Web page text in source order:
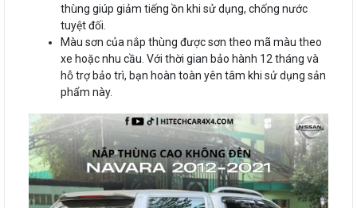
thùng giúp giảm tiếng ồn khi sử dụng, chống nước
tuyệt đối.
Màu sơn của nắp thùng được sơn theo mã màu theo
xe hoặc nhu cầu. Với thời gian bảo hành 12 tháng và
hỗ trợ bảo trì, bạn hoàn toàn yên tâm khi sử dụng sản
phẩm này.